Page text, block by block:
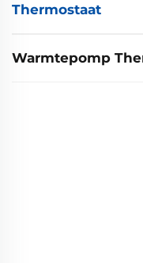
Thermostaat
Warmtepomp